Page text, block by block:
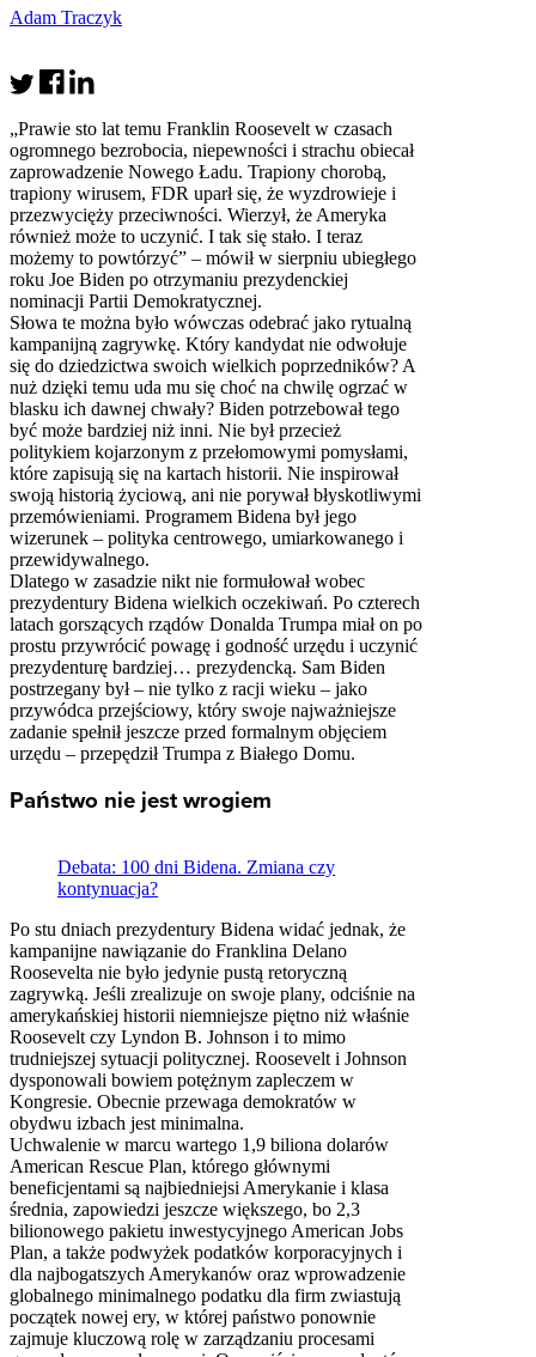
Adam Traczyk
„Prawie sto lat temu Franklin Roosevelt w czasach
ogromnego bezrobocia, niepewności i strachu obiecał
zaprowadzenie Nowego Ładu. Trapiony chorobą,
trapiony wirusem, FDR uparł się, że wyzdrowieje i
przezwycięży przeciwności. Wierzył, że Ameryka
również może to uczynić. I tak się stało. I teraz
możemy to powtórzyć” – mówił w sierpniu ubiegłego
roku Joe Biden po otrzymaniu prezydenckiej
nominacji Partii Demokratycznej.
Słowa te można było wówczas odebrać jako rytualną
kampanijną zagrywkę. Który kandydat nie odwołuje
się do dziedzictwa swoich wielkich poprzedników? A
nuż dzięki temu uda mu się choć na chwilę ogrzać w
blasku ich dawnej chwały? Biden potrzebował tego
być może bardziej niż inni. Nie był przecież
politykiem kojarzonym z przełomowymi pomysłami,
które zapisują się na kartach historii. Nie inspirował
swoją historią życiową, ani nie porywał błyskotliwymi
przemówieniami. Programem Bidena był jego
wizerunek – polityka centrowego, umiarkowanego i
przewidywalnego.
Dlatego w zasadzie nikt nie formułował wobec
prezydentury Bidena wielkich oczekiwań. Po czterech
latach gorszących rządów Donalda Trumpa miał on po
prostu przywrócić powagę i godność urzędu i uczynić
prezydenturę bardziej… prezydencką. Sam Biden
postrzegany był – nie tylko z racji wieku – jako
przywódca przejściowy, który swoje najważniejsze
zadanie spełnił jeszcze przed formalnym objęciem
urzędu – przepędził Trumpa z Białego Domu.
Państwo nie jest wrogiem
Debata: 100 dni Bidena. Zmiana czy
kontynuacja?
Po stu dniach prezydentury Bidena widać jednak, że
kampanijne nawiązanie do Franklina Delano
Roosevelta nie było jedynie pustą retoryczną
zagrywką. Jeśli zrealizuje on swoje plany, odciśnie na
amerykańskiej historii niemniejsze piętno niż właśnie
Roosevelt czy Lyndon B. Johnson i to mimo
trudniejszej sytuacji politycznej. Roosevelt i Johnson
dysponowali bowiem potężnym zapleczem w
Kongresie. Obecnie przewaga demokratów w
obydwu izbach jest minimalna.
Uchwalenie w marcu wartego 1,9 biliona dolarów
American Rescue Plan, którego głównymi
beneficjentami są najbiedniejsi Amerykanie i klasa
średnia, zapowiedzi jeszcze większego, bo 2,3
bilionowego pakietu inwestycyjnego American Jobs
Plan, a także podwyżek podatków korporacyjnych i
dla najbogatszych Amerykanów oraz wprowadzenie
globalnego minimalnego podatku dla firm zwiastują
początek nowej ery, w której państwo ponownie
zajmuje kluczową rolę w zarządzaniu procesami